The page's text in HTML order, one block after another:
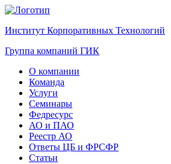
Институт Корпоративных Технологий
Группа компаний ГИК
О компании
Команда
Услуги
Семинары
Федресурс
АО и ПАО
Реестр АО
Ответы ЦБ и ФРСФР
Статьи